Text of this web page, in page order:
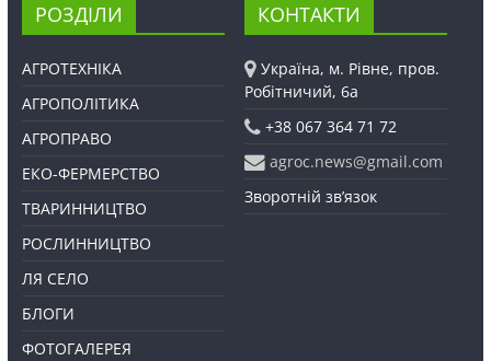
РОЗДІЛИ
АГРОТЕХНІКА
АГРОПОЛІТИКА
АГРОПРАВО
ЕКО-ФЕРМЕРСТВО
ТВАРИННИЦТВО
РОСЛИННИЦТВО
ЛЯ СЕЛО
БЛОГИ
ФОТОГАЛЕРЕЯ
КОНТАКТИ
Україна, м. Рівне, пров.
Робітничий, 6а
+38 067 364 71 72
agroc.news@gmail.com
Зворотній зв’язок